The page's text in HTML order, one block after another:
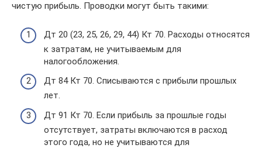
чистую прибыль. Проводки могут быть такими:
Дт 20 (23, 25, 26, 29, 44) Кт 70. Расходы относятся
к затратам, не учитываемым для
налогообложения.
Дт 84 Кт 70. Списываются с прибыли прошлых
лет.
Дт 91 Кт 70. Если прибыль за прошлые годы
отсутствует, затраты включаются в расход
этого года, но не учитываются для